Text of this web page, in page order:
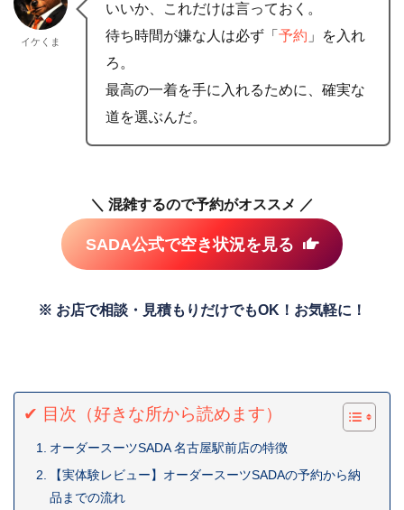
イケくま
いいか、これだけは言っておく。
待ち時間が嫌な人は必ず「 予約 」を入れ
ろ。
最高の一着を手に入れるために、確実な
道を選ぶんだ。
＼ 混雑するので予約がオススメ ／
SADA公式で空き状況を見る
※ お店で相談・見積もりだけでもOK！お気軽に！
✔ 目次（好きな所から読めます）
オーダースーツSADA 名古屋駅前店の特徴
【実体験レビュー】オーダースーツSADAの予約から納
品までの流れ